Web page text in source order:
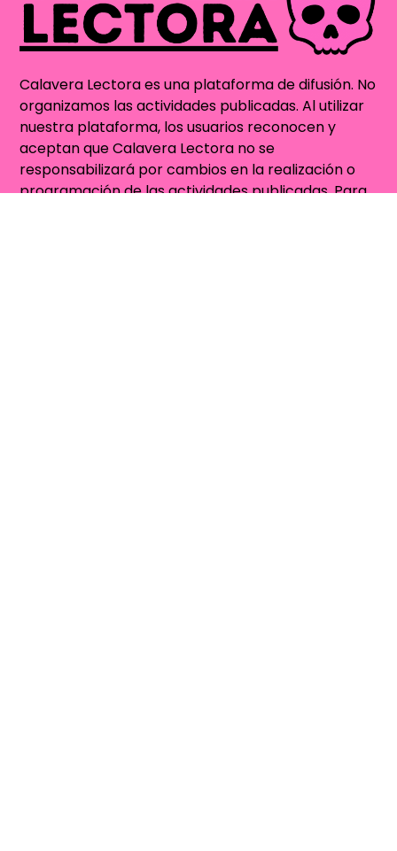
Calavera Lectora es una plataforma de difusión. No
organizamos las actividades publicadas. Al utilizar
nuestra plataforma, los usuarios reconocen y
aceptan que Calavera Lectora no se
responsabilizará por cambios en la realización o
programación de las actividades publicadas. Para